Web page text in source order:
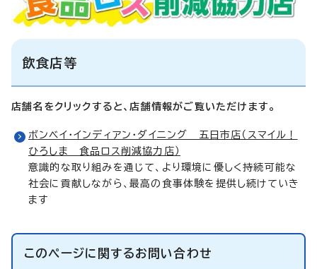
飲食店等
店舗名をクリックすると、店舗情報がご覧いただけます。
ボンベイ・インディアン・ダイニング 五日市店（スマイル！
ひろしま 食品ロス削減協力店）
意識的な取り組みを通じて、より環境に優しく持続可能な
社会に貢献しながら、最高の食事体験を提供し続けていき
ます
このページに関するお問い合わせ